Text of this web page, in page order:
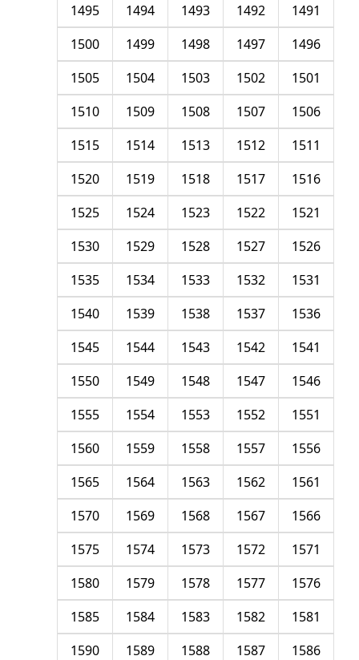
1491
1492
1493
1494
1495
1496
1497
1498
1499
1500
1501
1502
1503
1504
1505
1506
1507
1508
1509
1510
1511
1512
1513
1514
1515
1516
1517
1518
1519
1520
1521
1522
1523
1524
1525
1526
1527
1528
1529
1530
1531
1532
1533
1534
1535
1536
1537
1538
1539
1540
1541
1542
1543
1544
1545
1546
1547
1548
1549
1550
1551
1552
1553
1554
1555
1556
1557
1558
1559
1560
1561
1562
1563
1564
1565
1566
1567
1568
1569
1570
1571
1572
1573
1574
1575
1576
1577
1578
1579
1580
1581
1582
1583
1584
1585
1586
1587
1588
1589
1590